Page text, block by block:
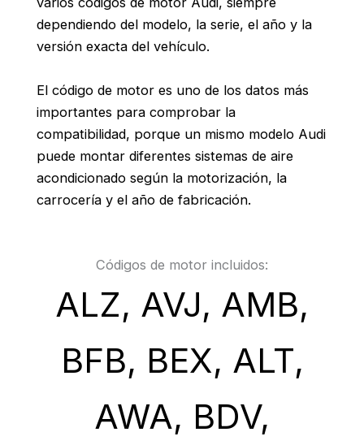
dependiendo del modelo, la serie, el año y la
versión exacta del vehículo.
El código de motor es uno de los datos más
importantes para comprobar la
compatibilidad, porque un mismo modelo Audi
puede montar diferentes sistemas de aire
acondicionado según la motorización, la
carrocería y el año de fabricación.
Códigos de motor incluidos:
ALZ, AVJ, AMB,
BFB, BEX, ALT,
AWA, BDV,